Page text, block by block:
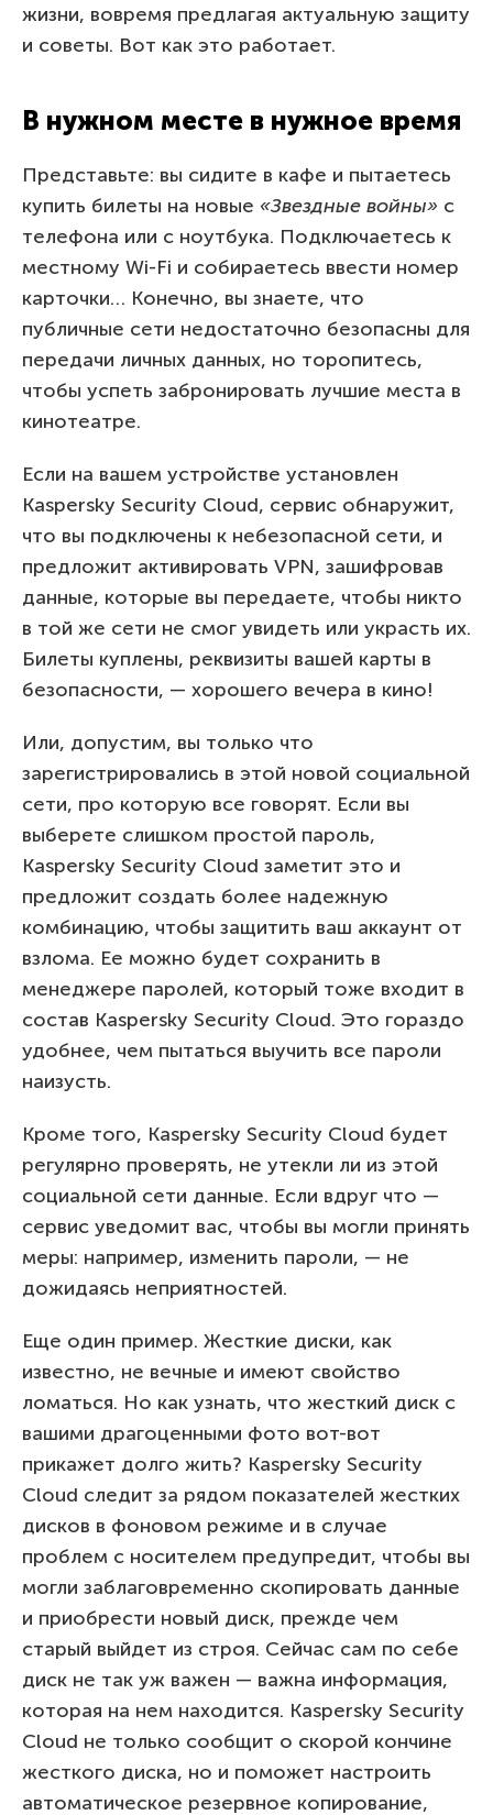
жизни, вовремя предлагая актуальную защиту
и советы. Вот как это работает.
В нужном месте в нужное время
Представьте: вы сидите в кафе и пытаетесь
купить билеты на новые «Звездные войны» с
телефона или с ноутбука. Подключаетесь к
местному Wi-Fi и собираетесь ввести номер
карточки… Конечно, вы знаете, что
публичные сети недостаточно безопасны для
передачи личных данных, но торопитесь,
чтобы успеть забронировать лучшие места в
кинотеатре.
Если на вашем устройстве установлен
Kaspersky Security Cloud, сервис обнаружит,
что вы подключены к небезопасной сети, и
предложит активировать VPN, зашифровав
данные, которые вы передаете, чтобы никто
в той же сети не смог увидеть или украсть их.
Билеты куплены, реквизиты вашей карты в
безопасности, — хорошего вечера в кино!
Или, допустим, вы только что
зарегистрировались в этой новой социальной
сети, про которую все говорят. Если вы
выберете слишком простой пароль,
Kaspersky Security Cloud заметит это и
предложит создать более надежную
комбинацию, чтобы защитить ваш аккаунт от
взлома. Ее можно будет сохранить в
менеджере паролей, который тоже входит в
состав Kaspersky Security Cloud. Это гораздо
удобнее, чем пытаться выучить все пароли
наизусть.
Кроме того, Kaspersky Security Cloud будет
регулярно проверять, не утекли ли из этой
социальной сети данные. Если вдруг что —
сервис уведомит вас, чтобы вы могли принять
меры: например, изменить пароли, — не
дожидаясь неприятностей.
Еще один пример. Жесткие диски, как
известно, не вечные и имеют свойство
ломаться. Но как узнать, что жесткий диск с
вашими драгоценными фото вот-вот
прикажет долго жить? Kaspersky Security
Cloud следит за рядом показателей жестких
дисков в фоновом режиме и в случае
проблем с носителем предупредит, чтобы вы
могли заблаговременно скопировать данные
и приобрести новый диск, прежде чем
старый выйдет из строя. Сейчас сам по себе
диск не так уж важен — важна информация,
которая на нем находится. Kaspersky Security
Cloud не только сообщит о скорой кончине
жесткого диска, но и поможет настроить
автоматическое резервное копирование,